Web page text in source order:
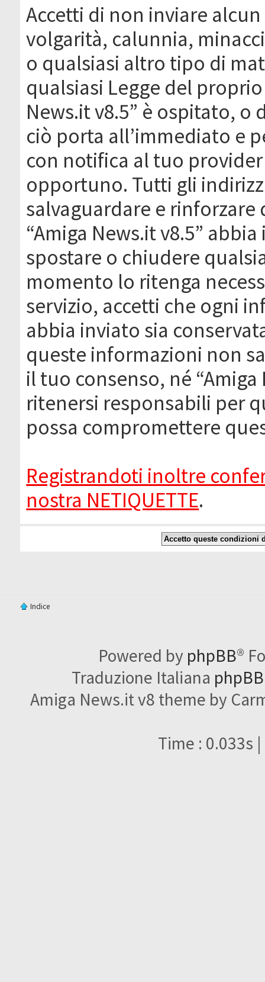
Accetti di non inviare
volgarità, calunnia,
o qualsiasi altro tipo di
qualsiasi Legge del
News.it v8.5” è ospitato, o
ciò porta all’immediato e
con notifica al tuo
opportuno. Tutti gli
salvaguardare e
“Amiga News.it v8.5”
spostare o chiudere
momento lo ritenga
servizio, accetti che ogni
abbia inviato sia
queste informazioni non
il tuo consenso, né
ritenersi responsabili per
possa compromettere
Registrandoti inoltre
nostra NETIQUETTE.
Indice
Powered by phpBB®
Traduzione Italiana
Amiga News.it v8 theme by
Time : 0.033s